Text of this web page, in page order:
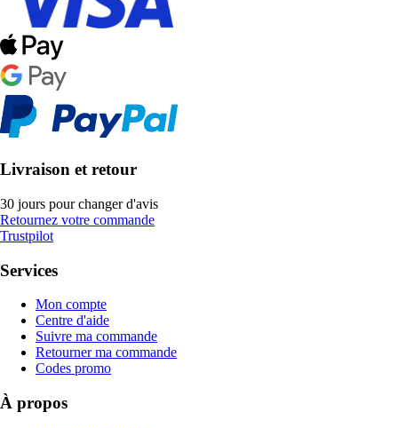
Livraison et retour
30 jours pour changer d'avis
Retournez votre commande
Trustpilot
Services
Mon compte
Centre d'aide
Suivre ma commande
Retourner ma commande
Codes promo
À propos